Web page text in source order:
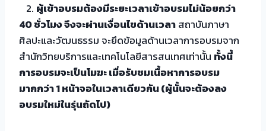
2. ผู้เข้าอบรมต้องมีระยะเวลาเข้าอบรมไม่น้อยกว่า
40 ชั่วโมง จึงจะผ่านเงื่อนไขด้านเวลาสถาบันภาษา
ศิลปะและวัฒนธรรม จะยึดข้อมูลด้านเวลาการอบรมจาก
สำนักวิทยบริการและเทคโนโลยีสารสนเทศเท่านั้น ทั้งนี้
การอบรมจะเป็นโมฆะ เมื่อรับชมเนื้อหาการอบรม
มากกว่า 1 หน้าจอในเวลาเดียวกัน (ผู้นั้นจะต้องลง
อบรมใหม่ในรุ่นถัดไป)